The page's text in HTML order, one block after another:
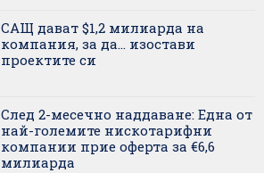
САЩ дават $1,2 милиарда на
компания, за да... изостави
проектите си
След 2-месечно наддаване: Една от
най-големите нискотарифни
компании прие оферта за €6,6
милиарда